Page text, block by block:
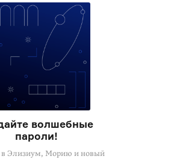
волшебные
пароли!
в Элизиум, Морию и новый